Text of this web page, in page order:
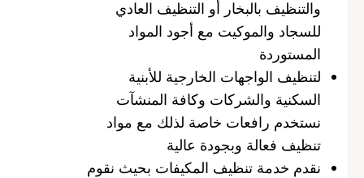
والتنظيف بالبخار أو التنظيف العادي
للسجاد والموكيت مع أجود المواد
المستوردة
لتنظيف الواجهات الخارجية للأبنية
السكنية والشركات وكافة المنشآت
نستخدم رافعات خاصة لذلك مع مواد
تنظيف فعالة وبجودة عالية
نقدم خدمة تنظيف المكيفات بحيث نقوم